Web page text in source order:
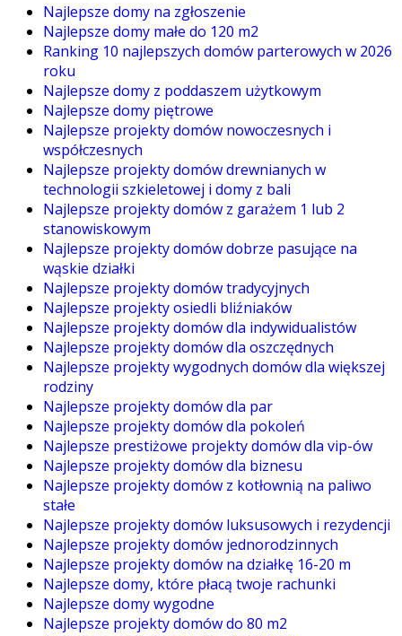
Najlepsze domy na zgłoszenie
Najlepsze domy małe do 120 m2
Ranking 10 najlepszych domów parterowych w 2026
roku
Najlepsze domy z poddaszem użytkowym
Najlepsze domy piętrowe
Najlepsze projekty domów nowoczesnych i
współczesnych
Najlepsze projekty domów drewnianych w
technologii szkieletowej i domy z bali
Najlepsze projekty domów z garażem 1 lub 2
stanowiskowym
Najlepsze projekty domów dobrze pasujące na
wąskie działki
Najlepsze projekty domów tradycyjnych
Najlepsze projekty osiedli bliźniaków
Najlepsze projekty domów dla indywidualistów
Najlepsze projekty domów dla oszczędnych
Najlepsze projekty wygodnych domów dla większej
rodziny
Najlepsze projekty domów dla par
Najlepsze projekty domów dla pokoleń
Najlepsze prestiżowe projekty domów dla vip-ów
Najlepsze projekty domów dla biznesu
Najlepsze projekty domów z kotłownią na paliwo
stałe
Najlepsze projekty domów luksusowych i rezydencji
Najlepsze projekty domów jednorodzinnych
Najlepsze projekty domów na działkę 16-20 m
Najlepsze domy, które płacą twoje rachunki
Najlepsze domy wygodne
Najlepsze projekty domów do 80 m2